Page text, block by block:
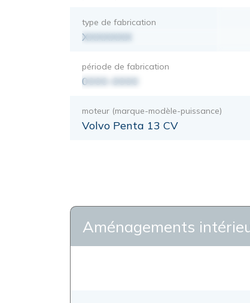
type de fabrication
XXXXXXX
période de fabrication
0000-0000
moteur (marque-modèle-puissance)
Volvo Penta 13 CV
Aménagements